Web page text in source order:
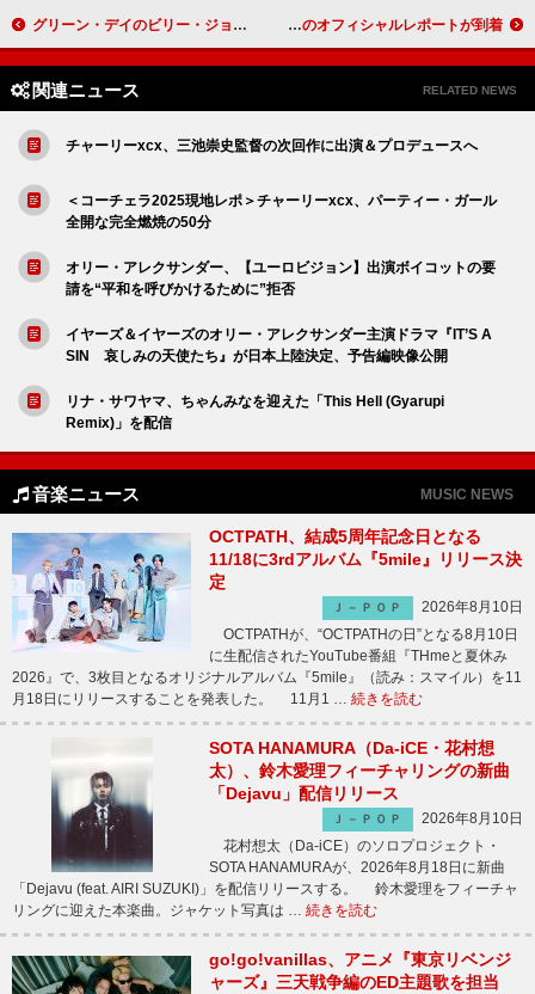
グリーン・デイのビリー・ジョー・アームストロング、『アメリカン・イディオット』の映画化に期待「いずれはそうなる」 緋村剣心の曲も披露した涼風真世、“声の至芸”で魅了したビルボードライブ公演のオフィシャルレポートが到着
関連ニュース RELATED NEWS
チャーリーxcx、三池崇史監督の次回作に出演＆プロデュースへ
＜コーチェラ2025現地レポ＞チャーリーxcx、パーティー・ガール
全開な完全燃焼の50分
オリー・アレクサンダー、【ユーロビジョン】出演ボイコットの要
請を“平和を呼びかけるために”拒否
イヤーズ＆イヤーズのオリー・アレクサンダー主演ドラマ『IT’S A
SIN 哀しみの天使たち』が日本上陸決定、予告編映像公開
リナ・サワヤマ、ちゃんみなを迎えた「This Hell (Gyarupi
Remix)」を配信
音楽ニュース MUSIC NEWS
OCTPATH、結成5周年記念日となる
11/18に3rdアルバム『5mile』リリース決
定
Ｊ－ＰＯＰ
2026年8月10日
OCTPATHが、“OCTPATHの日”となる8月10日
に生配信されたYouTube番組『THmeと夏休み
2026』で、3枚目となるオリジナルアルバム『5mile』（読み：スマイル）を11
月18日にリリースすることを発表した。 11月1 … 続きを読む
SOTA HANAMURA（Da-iCE・花村想
太）、鈴木愛理フィーチャリングの新曲
「Dejavu」配信リリース
Ｊ－ＰＯＰ
2026年8月10日
花村想太（Da-iCE）のソロプロジェクト・
SOTA HANAMURAが、2026年8月18日に新曲
「Dejavu (feat. AIRI SUZUKI)」を配信リリースする。 鈴木愛理をフィーチャ
リングに迎えた本楽曲。ジャケット写真は … 続きを読む
go!go!vanillas、アニメ『東京リベンジ
ャーズ』三天戦争編のED主題歌を担当